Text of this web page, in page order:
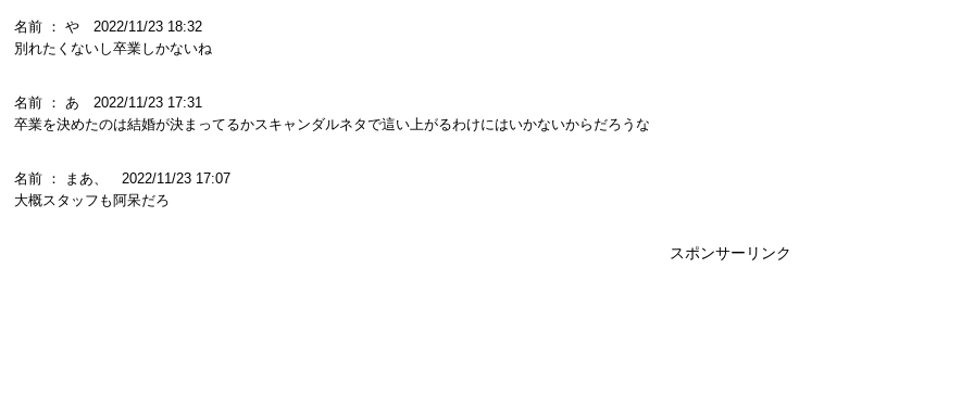
名前 ： や 2022/11/23 18:32
別れたくないし卒業しかないね
名前 ： あ 2022/11/23 17:31
卒業を決めたのは結婚が決まってるかスキャンダルネタで這い上がるわけにはいかないからだろうな
名前 ： まあ、 2022/11/23 17:07
大概スタッフも阿呆だろ
スポンサーリンク